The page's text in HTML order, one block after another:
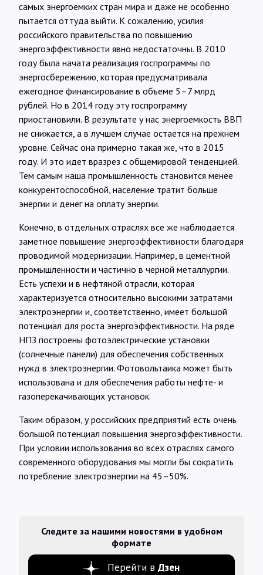
самых энергоемких стран мира и даже не особенно
пытается оттуда выйти. К сожалению, усилия
российского правительства по повышению
энергоэффективности явно недостаточны. В 2010
году была начата реализация госпрограммы по
энергосбережению, которая предусматривала
ежегодное финансирование в объеме 5–7 млрд
рублей. Но в 2014 году эту госпрограмму
приостановили. В результате у нас энергоемкость ВВП
не снижается, а в лучшем случае остается на прежнем
уровне. Сейчас она примерно такая же, что в 2015
году. И это идет вразрез с общемировой тенденцией.
Тем самым наша промышленность становится менее
конкурентоспособной, население тратит больше
энергии и денег на оплату энергии.
Конечно, в отдельных отраслях все же наблюдается
заметное повышение энергоэффективности благодаря
проводимой модернизации. Например, в цементной
промышленности и частично в черной металлургии.
Есть успехи и в нефтяной отрасли, которая
характеризуется относительно высокими затратами
электроэнергии и, соответственно, имеет большой
потенциал для роста энергоэффективности. На ряде
НПЗ построены фотоэлектрические установки
(солнечные панели) для обеспечения собственных
нужд в электроэнергии. Фотовольтаика может быть
использована и для обеспечения работы нефте- и
газоперекачивающих установок.
Таким образом, у российских предприятий есть очень
большой потенциал повышения энергоэффективности.
При условии использования во всех отраслях самого
современного оборудования мы могли бы сократить
потребление электроэнергии на 45–50%.
Следите за нашими новостями в удобном
формате
Перейти в Дзен